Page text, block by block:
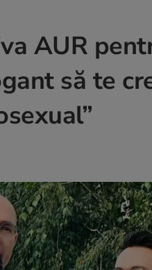
AUR
să te